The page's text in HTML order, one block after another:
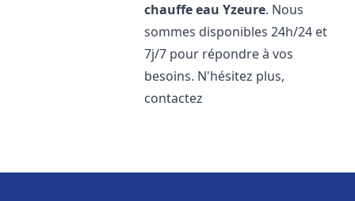
chauffe eau Yzeure. Nous
sommes disponibles 24h/24 et
7j/7 pour répondre à vos
besoins. N'hésitez plus,
contactez